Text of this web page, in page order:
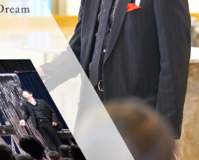
：オークラアクトシティー浜松 企
…
じら祭に今年も出店します
タミヤプラモデルファクトリー